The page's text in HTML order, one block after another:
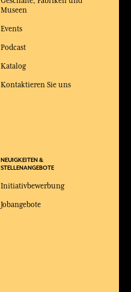
Museen
Events
Podcast
Katalog
Kontaktieren Sie uns
NEUIGKEITEN &
STELLENANGEBOTE
Initiativbewerbung
Jobangebote